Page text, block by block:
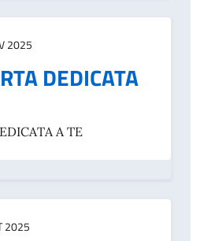
2025
DEDICATA
A TE
2025